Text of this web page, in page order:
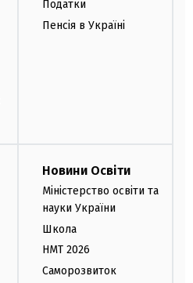
Податки
Пенсія в Україні
Новини Освіти
Міністерство освіти та
науки України
Школа
НМТ 2026
Саморозвиток